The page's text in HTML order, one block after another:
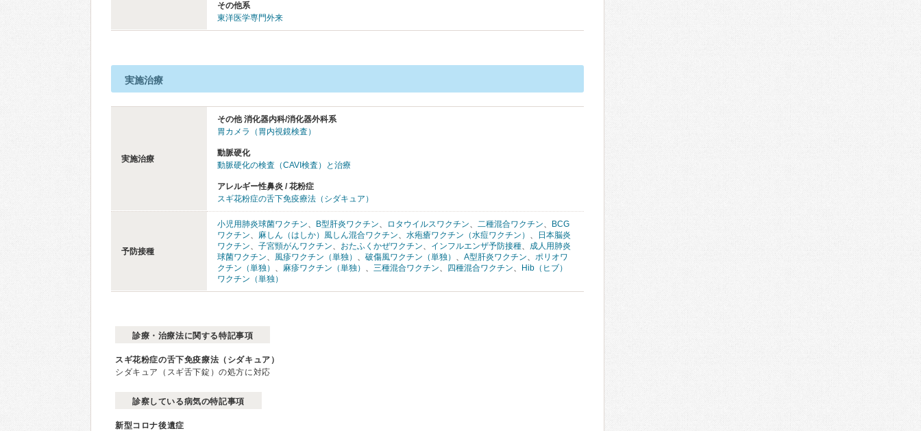
その他系
東洋医学専門外来
実施治療
実施治療
その他 消化器内科/消化器外科系
胃カメラ（胃内視鏡検査）
動脈硬化
動脈硬化の検査（CAVI検査）と治療
アレルギー性鼻炎 / 花粉症
スギ花粉症の舌下免疫療法（シダキュア）
予防接種
小児用肺炎球菌ワクチン、 B型肝炎ワクチン、 ロタウイルスワクチン、 二種混合ワクチン、
BCG
ワクチン、 麻しん（はしか）風しん混合ワクチン、 水疱瘡ワクチン（水痘ワクチン） 、
日本脳炎
ワクチン、 子宮頸がんワクチン、 おたふくかぜワクチン、 インフルエンザ予防接種、 成人用肺炎
球菌ワクチン、 風疹ワクチン（単独） 、 破傷風ワクチン（単独） 、 A型肝炎ワクチン、 ポリオワ
クチン（単独） 、 麻疹ワクチン（単独） 、 三種混合ワクチン、 四種混合ワクチン、
Hib（ヒブ）
ワクチン（単独）
診療・治療法に関する特記事項
スギ花粉症の舌下免疫療法（シダキュア）
シダキュア（スギ舌下錠）の処方に対応
診察している病気の特記事項
新型コロナ後遺症